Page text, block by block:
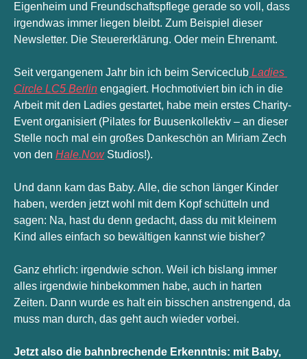
Eigenheim und Freundschaftspflege gerade so voll, dass
irgendwas immer liegen bleibt. Zum Beispiel dieser
Newsletter. Die Steuererklärung. Oder mein Ehrenamt.
Seit vergangenem Jahr bin ich beim Serviceclub Ladies
Circle LC5 Berlin engagiert. Hochmotiviert bin ich in die
Arbeit mit den Ladies gestartet, habe mein erstes Charity-
Event organisiert (Pilates for Buusenkollektiv – an dieser
Stelle noch mal ein großes Dankeschön an Miriam Zech
von den Hale.Now Studios!).
Und dann kam das Baby. Alle, die schon länger Kinder
haben, werden jetzt wohl mit dem Kopf schütteln und
sagen: Na, hast du denn gedacht, dass du mit kleinem
Kind alles einfach so bewältigen kannst wie bisher?
Ganz ehrlich: irgendwie schon. Weil ich bislang immer
alles irgendwie hinbekommen habe, auch in harten
Zeiten. Dann wurde es halt ein bisschen anstrengend, da
muss man durch, das geht auch wieder vorbei.
Jetzt also die bahnbrechende Erkenntnis: mit Baby,